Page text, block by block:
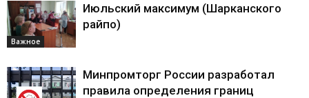
Важное
Июльский максимум (Шарканского
райпо)
Минпромторг России разработал
правила определения границ